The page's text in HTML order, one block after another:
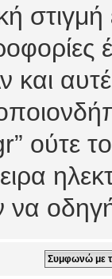
στιγμή
ούτε
να